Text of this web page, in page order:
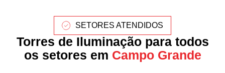
SETORES ATENDIDOS
Torres de Iluminação para todos
os setores em Campo Grande